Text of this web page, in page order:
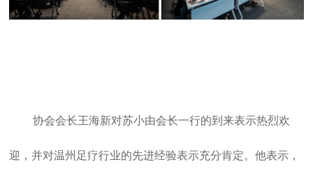
协会会长王海新对苏小由会长一行的到来表示热烈欢
迎，并对温州足疗行业的先进经验表示充分肯定。他表示，